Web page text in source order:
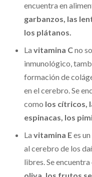
encuentra en
garbanzos, las
los plátanos.
La vitamina Cno
inmunológico,
formación de
en el cerebro. Se
como los cítricos,
espinacas, los
La vitamina Ees
al cerebro de los
libres. Se